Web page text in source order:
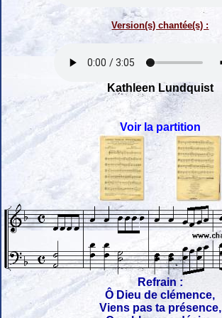
Version(s) chantée(s) :
Kathleen Lundquist
Voir la partition
Refrain :
Ô Dieu de clémence,
Viens pas ta présence,